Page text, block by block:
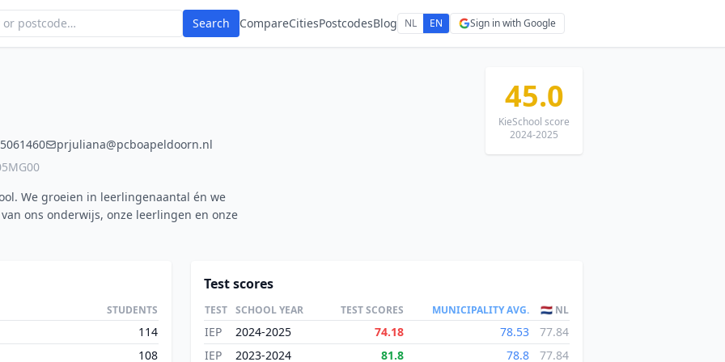
Search CompareCitiesPostcodesBlog NL EN Sign in with Google
prjuliana@pcboapeldoorn.nl
We groeien in leerlingenaantal én we
ons onderwijs, onze leerlingen en onze
45.0
KieSchool score
2024-2025
STUDENTS
114
108
Test scores
TEST SCHOOL YEAR TEST SCORES MUNICIPALITY AVG. 🇳🇱 NL
IEP 2024-2025 74.18 78.53
77.84
IEP
2023-2024 81.8 78.8 77.84